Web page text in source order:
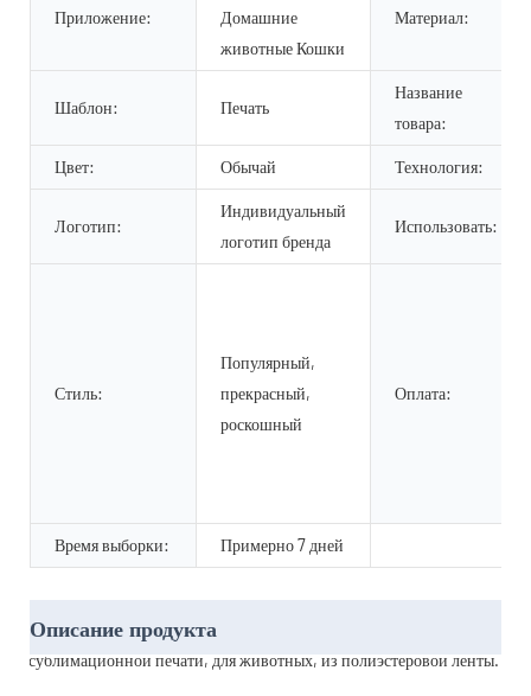
Приложение:
Домашние
животные Кошки
Материал:
Шаблон: Печать
Название
товара:
Цвет: Обычай Технология:
Логотип:
Индивидуальный
логотип бренда
Использовать:
Стиль:
Популярный,
прекрасный,
роскошный
Оплата:
Время выборки: Примерно 7 дней
Описание продукта